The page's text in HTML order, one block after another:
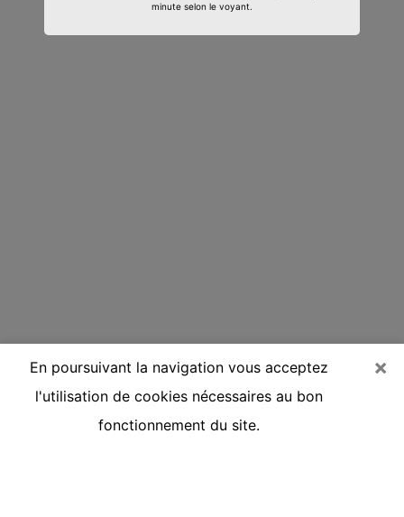
minute selon le voyant.
×
En poursuivant la navigation vous acceptez
l'utilisation de cookies nécessaires au bon
fonctionnement du site.